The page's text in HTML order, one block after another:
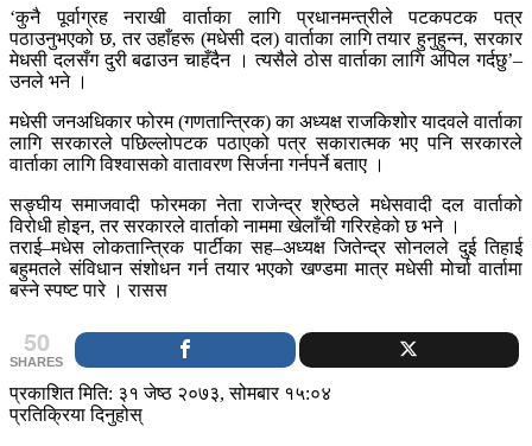
‘कुनै पूर्वाग्रह नराखी वार्ताका लागि प्रधानमन्त्रीले पटकपटक पत्र
पठाउनुभएको छ, तर उहाँहरू (मधेसी दल) वार्ताका लागि तयार हुनुहुन्न, सरकार
मेधसी दलसँग दुरी बढाउन चाहँदैन । त्यसैले ठोस वार्ताका लागि अपिल गर्दछु’–
उनले भने ।
मधेसी जनअधिकार फोरम (गणतान्त्रिक) का अध्यक्ष राजकिशोर यादवले वार्ताका
लागि सरकारले पछिल्लोपटक पठाएको पत्र सकारात्मक भए पनि सरकारले
वार्ताका लागि विश्वासको वातावरण सिर्जना गर्नपर्ने बताए ।
सङ्घीय समाजवादी फोरमका नेता राजेन्द्र श्रेष्ठले मधेसवादी दल वार्ताको
विरोधी होइन, तर सरकारले वार्ताको नाममा खेलाँची गरिरहेको छ भने ।
तराई–मधेस लोकतान्त्रिक पार्टीका सह–अध्यक्ष जितेन्द्र सोनलले दुई तिहाई
बहुमतले संविधान संशोधन गर्न तयार भएको खण्डमा मात्र मधेसी मोर्चा वार्तामा
बस्ने स्पष्ट पारे । रासस
50
SHARES
प्रकाशित मिति: ३१ जेष्ठ २०७३, सोमबार १५:०४
प्रतिक्रिया दिनुहोस्